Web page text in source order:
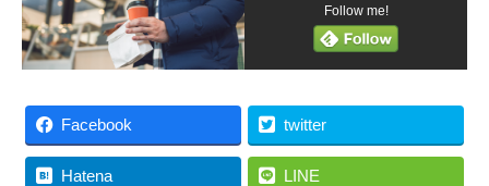
Follow me!
Facebook twitter
Hatena LINE